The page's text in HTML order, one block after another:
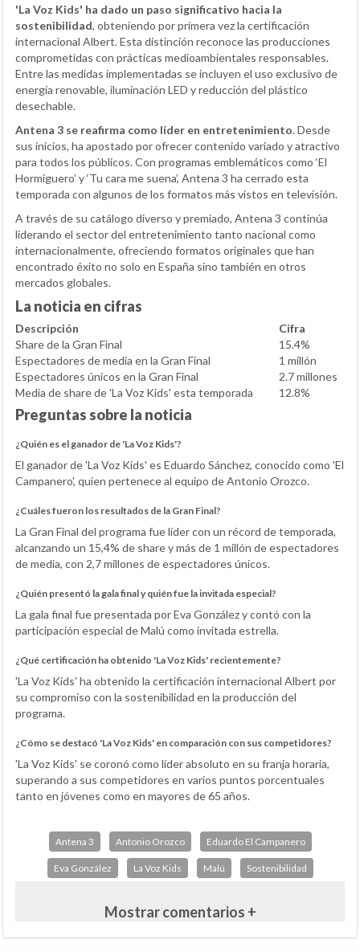
'La Voz Kids' ha dado un paso significativo hacia la
sostenibilidad, obteniendo por primera vez la certificación
internacional Albert. Esta distinción reconoce las producciones
comprometidas con prácticas medioambientales responsables.
Entre las medidas implementadas se incluyen el uso exclusivo de
energía renovable, iluminación LED y reducción del plástico
desechable.
Antena 3 se reafirma como líder en entretenimiento. Desde
sus inicios, ha apostado por ofrecer contenido variado y atractivo
para todos los públicos. Con programas emblemáticos como ‘El
Hormiguero’ y ‘Tu cara me suena’, Antena 3 ha cerrado esta
temporada con algunos de los formatos más vistos en televisión.
A través de su catálogo diverso y premiado, Antena 3 continúa
liderando el sector del entretenimiento tanto nacional como
internacionalmente, ofreciendo formatos originales que han
encontrado éxito no solo en España sino también en otros
mercados globales.
La noticia en cifras
Descripción
Cifra
Share de la Gran Final
15.4%
Espectadores de media en la Gran Final
1 millón
Espectadores únicos en la Gran Final
2.7 millones
Media de share de 'La Voz Kids' esta temporada
12.8%
Preguntas sobre la noticia
¿Quién es el ganador de 'La Voz Kids'?
El ganador de 'La Voz Kids' es Eduardo Sánchez, conocido como 'El
Campanero', quien pertenece al equipo de Antonio Orozco.
¿Cuáles fueron los resultados de la Gran Final?
La Gran Final del programa fue líder con un récord de temporada,
alcanzando un 15,4% de share y más de 1 millón de espectadores
de media, con 2,7 millones de espectadores únicos.
¿Quién presentó la gala final y quién fue la invitada especial?
La gala final fue presentada por Eva González y contó con la
participación especial de Malú como invitada estrella.
¿Qué certificación ha obtenido 'La Voz Kids' recientemente?
'La Voz Kids' ha obtenido la certificación internacional Albert por
su compromiso con la sostenibilidad en la producción del
programa.
¿Cómo se destacó 'La Voz Kids' en comparación con sus competidores?
'La Voz Kids' se coronó como líder absoluto en su franja horaria,
superando a sus competidores en varios puntos porcentuales
tanto en jóvenes como en mayores de 65 años.
Antena 3 Antonio Orozco Eduardo El Campanero
Eva González La Voz Kids Malú Sostenibilidad
Mostrar comentarios +